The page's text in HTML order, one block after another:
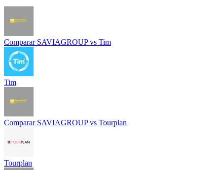
Comparar SAVIAGROUPvs Tim
Tim
Comparar SAVIAGROUPvs Tourplan
Tourplan